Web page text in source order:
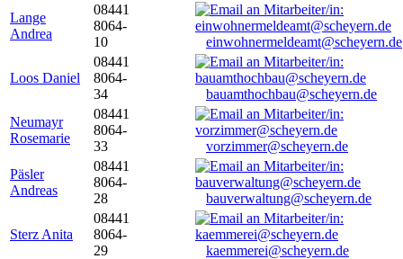
Lange
Andrea
08441
8064-
10
einwohnermeldeamt@scheyern.de
Loos Daniel
08441
8064-
34
bauamthochbau@scheyern.de
Neumayr
Rosemarie
08441
8064-
33
vorzimmer@scheyern.de
Päsler
Andreas
08441
8064-
28
bauverwaltung@scheyern.de
Sterz Anita
08441
8064-
29
kaemmerei@scheyern.de